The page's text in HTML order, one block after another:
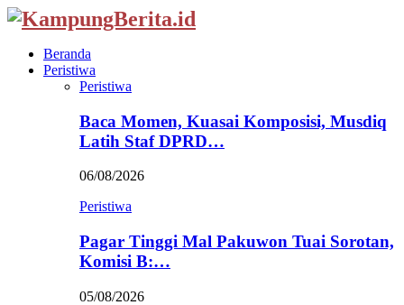
Beranda
Peristiwa
Peristiwa
Baca Momen, Kuasai Komposisi, Musdiq
Latih Staf DPRD…
06/08/2026
Peristiwa
Pagar Tinggi Mal Pakuwon Tuai Sorotan,
Komisi B:…
05/08/2026